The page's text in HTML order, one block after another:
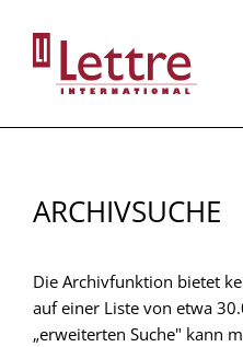
Inhalt
ARCHIVSUCHE
Die Archivfunktion bietet
auf einer Liste von etwa
„erweiterten Suche" kann